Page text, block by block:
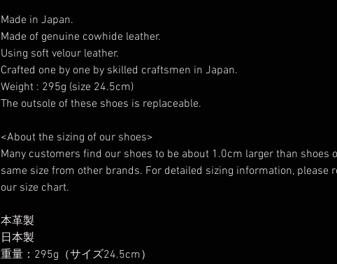
Made in Japan.
Made of genuine cowhide leather.
Using soft velour leather.
Crafted one by one by skilled craftsmen in Japan.
Weight : 295g (size 24.5cm)
The outsole of these shoes is replaceable.
<About the sizing of our shoes>
Many customers find our shoes to be about 1.0cm larger than shoes
same size from other brands. For detailed sizing information, please
our size chart.
本革製
日本製
重量：295g（サイズ24.5cm）